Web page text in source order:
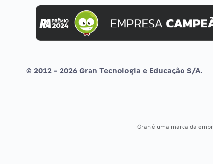
Concurso MPU
Editais publicados
Selecon
Uniase
Vunesp
© 2012 - 2026 Gran Tecnologia e Educação S/A.
Gran é uma marca da